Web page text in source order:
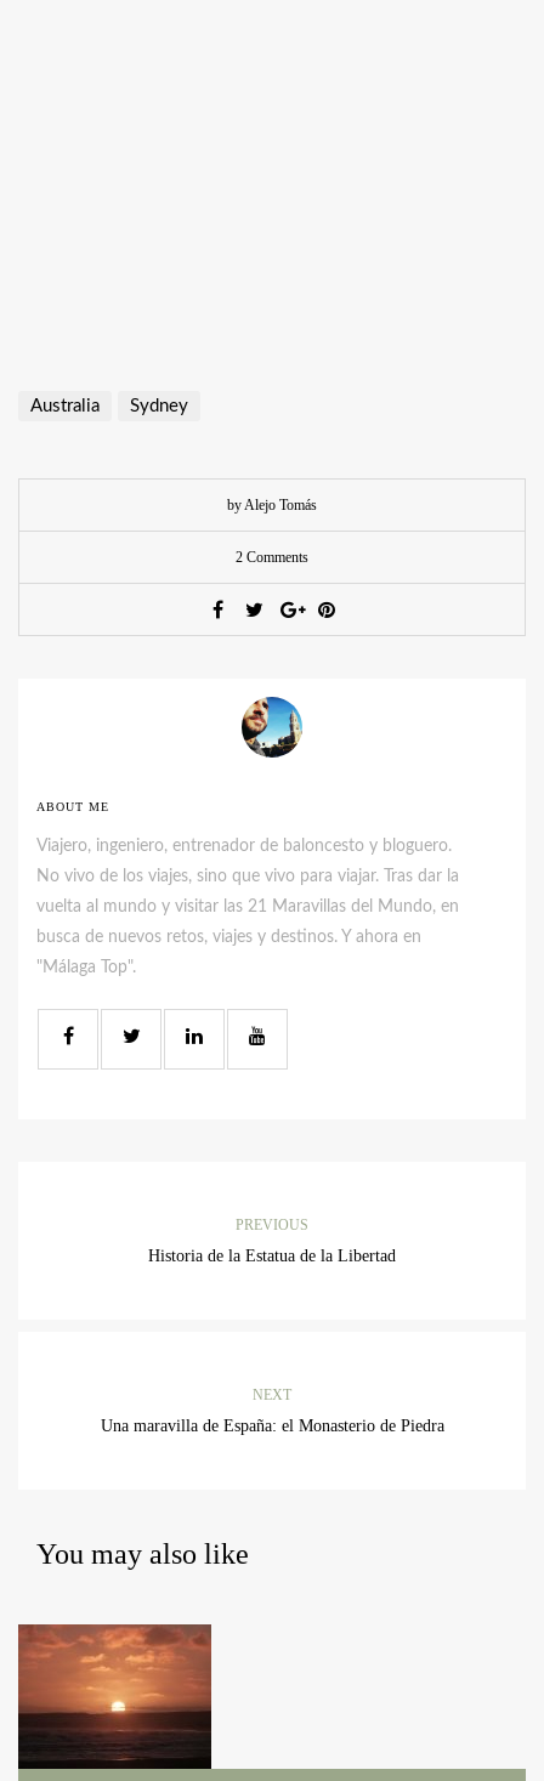
Australia Sydney
by Alejo Tomás
2 Comments
ABOUT ME
Viajero, ingeniero, entrenador de baloncesto y bloguero.
No vivo de los viajes, sino que vivo para viajar. Tras dar la
vuelta al mundo y visitar las 21 Maravillas del Mundo, en
busca de nuevos retos, viajes y destinos. Y ahora en
"Málaga Top".
PREVIOUS
Historia de la Estatua de la Libertad
NEXT
Una maravilla de España: el Monasterio de Piedra
You may also like